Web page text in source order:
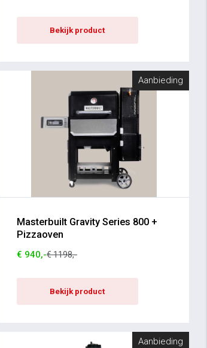
Bekijk product
Aanbieding
Masterbuilt Gravity Series 800 +
Pizzaoven
€ 940,-€ 1198,-
Bekijk product
Aanbieding